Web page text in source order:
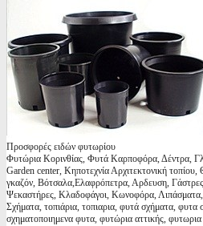
Προσφορές ειδών φυτωρίου
Φυτώρια Κορινθίας, Φυτά Καρποφόρα, Δέντρα,
Garden center, Κηποτεχνία Αρχιτεκτονική
γκαζόν, Βότσαλα,Ελαφρόπετρα, Αρδευση,
Ψεκαστήρες, Κλαδοφάγοι, Κωνοφόρα,
Σχήματα, τοπιάρια, τοπιαρια, φυτά σχήματα,
σχηματοποιημενα φυτα, φυτώρια αττικής,